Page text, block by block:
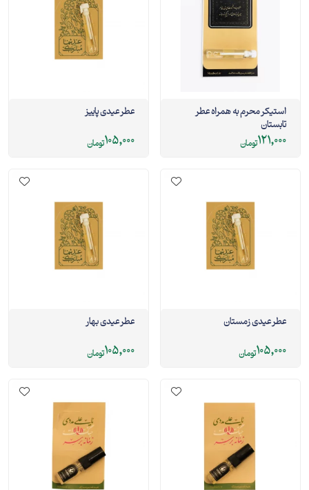
استیکر محرم به همراه عطر
تابستان
121,000تومان
عطر عیدی پاییز
105,000تومان
عطر عیدی زمستان
105,000تومان
عطر عیدی بهار
105,000تومان